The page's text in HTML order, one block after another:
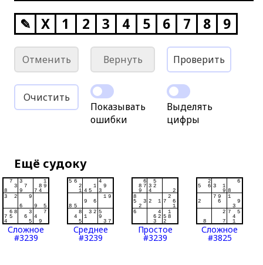
✎ X 1 2 3 4 5 6 7 8 9
Отменить Вернуть Проверить
Очистить
Показывать
ошибки
Выделять
цифры
Ещё судоку
Сложное
#3239
Среднее
#3239
Простое
#3239
Сложное
#3825